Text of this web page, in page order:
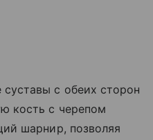
с обеих сторон
кость с черепом
шарнир, позволяя